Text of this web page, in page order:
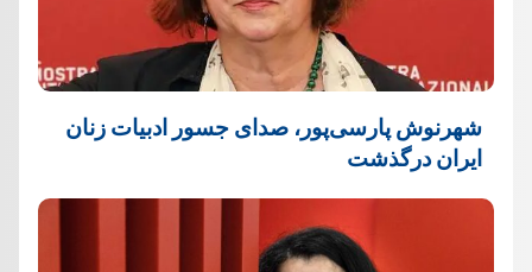
شهرنوش پارسی‌پور، صدای جسور ادبیات زنان
ایران درگذشت